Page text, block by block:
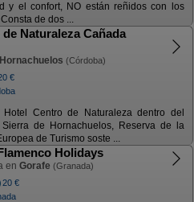
y el confort, NO están reñidos con los
de dos ...
Naturaleza Cañada
Hornachuelos (Córdoba)
€
Hotel Centro de Naturaleza dentro del
Sierra de Hornachuelos, Reserva de la
de Turismo soste ...
Holidays
en Gorafe (Granada)
20 €